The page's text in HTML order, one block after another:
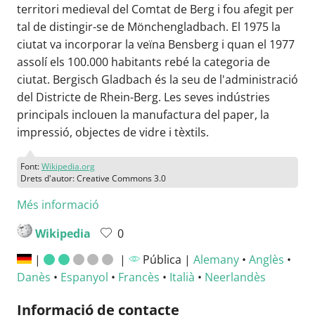
territori medieval del Comtat de Berg i fou afegit per
tal de distingir-se de Mönchengladbach. El 1975 la
ciutat va incorporar la veïna Bensberg i quan el 1977
assolí els 100.000 habitants rebé la categoria de
ciutat. Bergisch Gladbach és la seu de l'administració
del Districte de Rhein-Berg. Les seves indústries
principals inclouen la manufactura del paper, la
impressió, objectes de vidre i tèxtils.
Font:Wikipedia.org
Drets d'autor: Creative Commons 3.0
Més informació
Wikipedia
0
|
| Pública | Alemany• Anglès •
Danès • Espanyol • Francès • Italià • Neerlandès
Informació de contacte